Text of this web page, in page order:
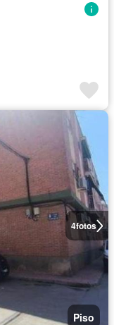
4fotos
Piso